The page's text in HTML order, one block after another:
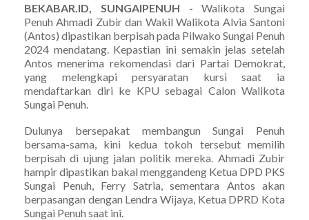
BEKABAR.ID, SUNGAIPENUH - Walikota Sungai
Penuh Ahmadi Zubir dan Wakil Walikota Alvia Santoni
(Antos) dipastikan berpisah pada Pilwako Sungai Penuh
2024 mendatang. Kepastian ini semakin jelas setelah
Antos menerima rekomendasi dari Partai Demokrat,
yang melengkapi persyaratan kursi saat ia
mendaftarkan diri ke KPU sebagai Calon Walikota
Sungai Penuh.
Dulunya bersepakat membangun Sungai Penuh
bersama-sama, kini kedua tokoh tersebut memilih
berpisah di ujung jalan politik mereka. Ahmadi Zubir
hampir dipastikan bakal menggandeng Ketua DPD PKS
Sungai Penuh, Ferry Satria, sementara Antos akan
berpasangan dengan Lendra Wijaya, Ketua DPRD Kota
Sungai Penuh saat ini.